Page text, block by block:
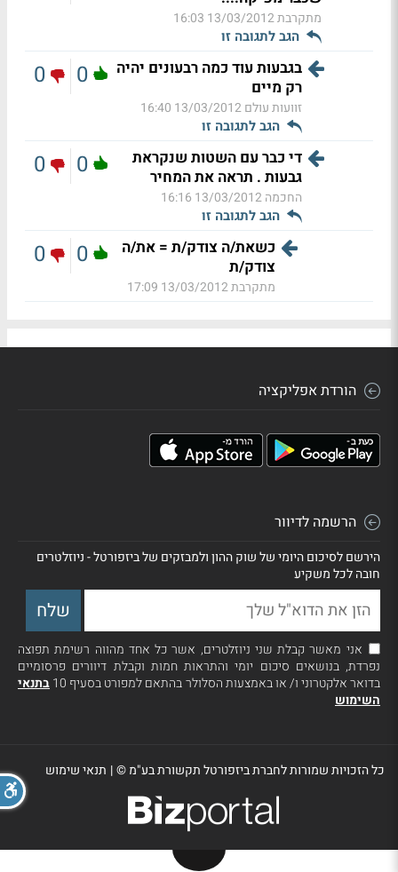
מתקרבת13/03/2012 16:03
הגב לתגובה זו
בגבעות עוד כמה רבעונים יהיה
רק מיים
זוועות עולם13/03/2012 16:40
הגב לתגובה זו
0
0
די כבר עם השטות שנקראת
גבעות . תראה את המחיר
החכמה13/03/2012 16:16
הגב לתגובה זו
0
0
כשאת/ה צודק/ת = את/ה
צודק/ת
מתקרבת13/03/2012 17:09
0
0
הורדת אפליקציה
הרשמה לדיוור
הירשם לסיכום היומי של שוק ההון ולמבזקים של ביזפורטל - ניוזלטרים
חובה לכל משקיע
אני מאשר קבלת שני ניוזלטרים, אשר כל אחד מהווה רשימת תפוצה
נפרדת, בנושאים סיכום יומי והתראות חמות וקבלת דיוורים פרסומיים
בדואר אלקטרוני ו/ או באמצעות הסלולר בהתאם למפורט בסעיף 10
בתנאי
השימוש
כל הזכויות שמורות לחברת ביזפורטל תקשורת בע"מ ©| תנאי שימוש